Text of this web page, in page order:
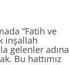
“Fatih ve
inşallah
gelenler adına
Bu hattımız